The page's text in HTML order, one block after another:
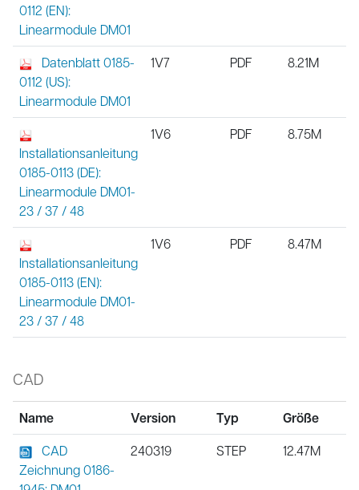
0112 (EN):
Linearmodule DM01
Datenblatt 0185-
0112 (US):
Linearmodule DM01
1V7 PDF 8.21M
Installationsanleitung
0185-0113 (DE):
Linearmodule DM01-
23 / 37 / 48
1V6 PDF 8.75M
Installationsanleitung
0185-0113 (EN):
Linearmodule DM01-
23 / 37 / 48
1V6 PDF 8.47M
CAD
Name Version Typ Größe
CAD
Zeichnung 0186-
240319 STEP 12.47M